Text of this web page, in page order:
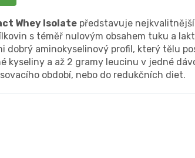
Whey Isolate představuje
s téměř nulovým obsahem tuku a
dobrý aminokyselinový profil, který tělu
kyseliny a až 2 gramy leucinu v jedné
období, nebo do redukčních diet.